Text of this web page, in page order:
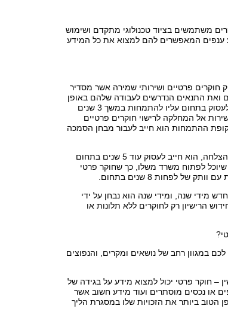
משתמשים בציוד טכנולוגי מתקדם ושימוש
ענפים המאפשרים להם למצוא את כל המידע
חוק חוקרים פרטיים ושירותי שמירה אשר מסדיר
ואת התנאים הנדרשים לעבודה שלהם באופן
חוקי. בכדי שחוקר פרטי יוכל לעסוק בתחום עליו להתמחות במשך 3 שנים
אל המחלקה לרישוי חוקרים פרטיים
ההתמחות הוא חייב לעבור מבחן הסמכה
גם לאחר שעבר את המבחן בהצלחה, הוא חייב לעסוק עוד 5 שנים בתחום
לפתוח משרד משלו, כך שחוקר פרטי
וותק של לפחות 8 שנים בתחום.
מידי שנה, ומידי שנה הוא נבחן על ידי
הרישיון רק לחוקרים ללא תלונות או
לכם במגוון רחב של נושאים ומקרים, והנפוצים
– חוקר פרטי יכול למצוא מידע על בגידה של
או נכסים מוסתרים ועוד מידע חשוב אשר
הטוב ביותר את הזכויות שלו במסגרת הליך